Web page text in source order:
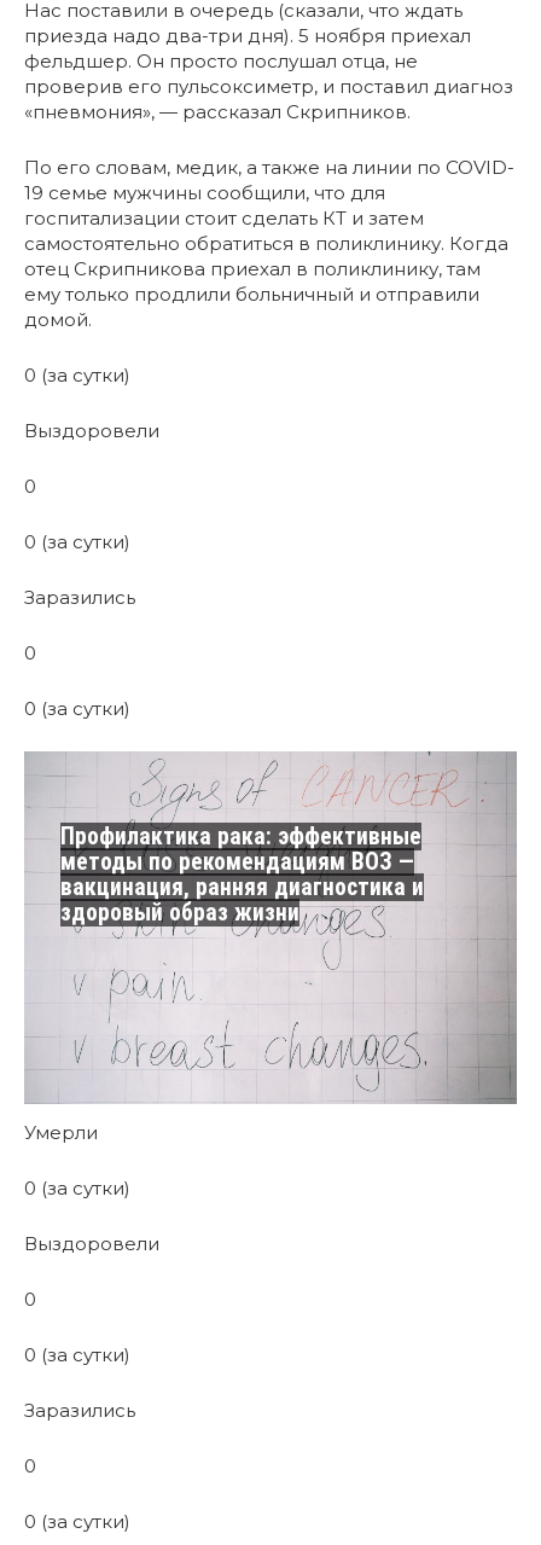
Нас поставили в очередь (сказали, что ждать
приезда надо два-три дня). 5 ноября приехал
фельдшер. Он просто послушал отца, не
проверив его пульсоксиметр, и поставил диагноз
«пневмония», — рассказал Скрипников.
По его словам, медик, а также на линии по COVID-
19 семье мужчины сообщили, что для
госпитализации стоит сделать КТ и затем
самостоятельно обратиться в поликлинику. Когда
отец Скрипникова приехал в поликлинику, там
ему только продлили больничный и отправили
домой.
0 (за сутки)
Выздоровели
0
0 (за сутки)
Заразились
0
0 (за сутки)
Профилактика рака: эффективные
методы по рекомендациям ВОЗ —
вакцинация, ранняя диагностика и
здоровый образ жизни
Умерли
0 (за сутки)
Выздоровели
0
0 (за сутки)
Заразились
0
0 (за сутки)